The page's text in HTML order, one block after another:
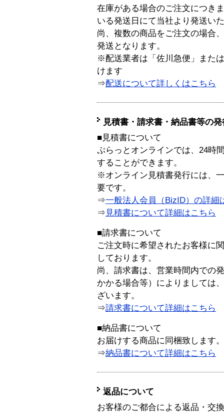
在庫がある場合のご注文につき
いる発送日にて当社より発送い
尚、複数の商品をご注文の場合
発送となります。
※配送業者は「佐川急便」また
けます
⇒配送について詳しくはこちら
見積書・請求書・納品書等の
■見積書について
ぷらっとオンラインでは、24時
することができます。
※オンライン見積書発行には、
要です。
⇒一般法人会員（BizID）の詳細
⇒ 見積書について詳細はこちら
■請求書について
ご注文時に希望されたお客様に
しております。
尚、請求書は、営業時間内での
かかる場合等）によりましては
ざいます。
⇒請求書について詳細はこちら
■納品書について
お届けする商品に同梱致します。
⇒納品書について詳細はこちら
返品について
お客様のご都合による返品・交